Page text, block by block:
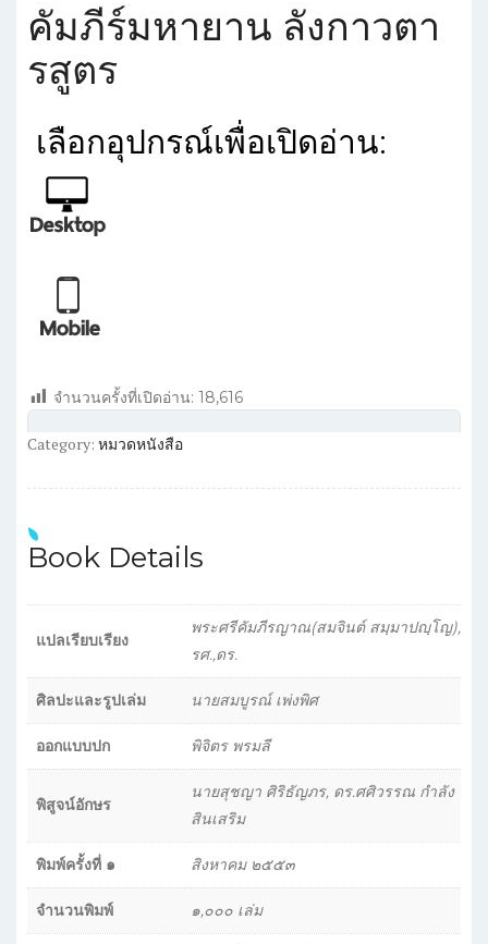
คัมภีร์มหายาน ลังกาวตา
รสูตร
เลือกอุปกรณ์เพื่อเปิดอ่าน:
จำนวนครั้งที่เปิดอ่าน: 18,616
Category: หมวดหนังสือ
Book Details
แปลเรียบเรียง
พระศรีคัมภีรญาณ(สมจินต์ สมฺมาปญฺโญ),
รศ.,ดร.
ศิลปะและรูปเล่ม นายสมบูรณ์ เพ่งพิศ
ออกแบบปก พิจิตร พรมลี
พิสูจน์อักษร
นายสุชญา ศิริธัญภร, ดร.ศศิวรรณ กำลัง
สินเสริม
พิมพ์ครั้งที่ ๑ สิงหาคม ๒๕๕๓
จำนวนพิมพ์ ๑,๐๐๐ เล่ม